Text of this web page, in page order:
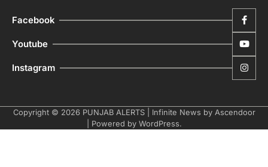
Facebook
Youtube
Instagram
Copyright © 2026 PUNJAB ALERTS| Infinite News by Ascendoor
| Powered by WordPress.